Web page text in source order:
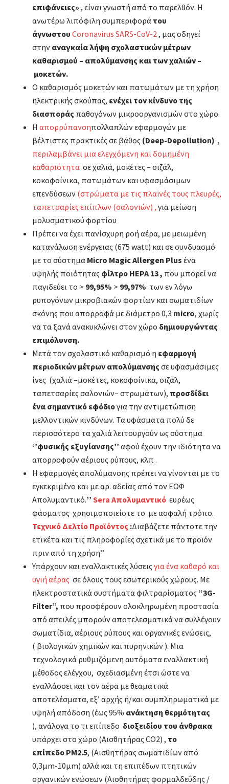
επιφάνειες» , είναι γνωστή από το παρελθόν. Η
ανωτέρω λιπόφιλη συμπεριφορά του
άγνωστου Coronavirus SARS-CoV-2, μας οδηγεί
στην αναγκαία λήψη σχολαστικών μέτρων
καθαρισμού – απολύμανσης και των χαλιών –
μοκετών.
Ο καθαρισμός μοκετών και πατωμάτων με τη χρήση
ηλεκτρικής σκούπας, ενέχει τον κίνδυνο της
διασποράς παθογόνων μικροοργανισμών στο χώρο.
Η απορρύπανσηπολλαπλών εφαρμογών με
βέλτιστες πρακτικές σε βάθος (Deep-Depollution) ,
περιλαμβάνει μια ελεγχόμενη και δομημένη
καθαριότητα σε χαλιά, μοκέτες – σιζάλ,
κοκοφοίνικα, πατωμάτων και υφασμάσιμων
επενδύσεων (στρώματα με τις πλαϊνές τους πλευρές,
ταπετσαρίες επίπλων (σαλονιών) ,για μείωση
μολυσματικού φορτίου
Πρέπει να έχει πανίσχυρη ροή αέρα, με μειωμένη
κατανάλωση ενέργειας (675 watt) και σε συνδυασμό
με το σύστημα Micro Magic Allergen Plus ένα
υψηλής ποιότητας φίλτρο HEPA 13 , που μπορεί να
παγιδεύει το > 99,95% > 99,97% των εν λόγω
ρυπογόνων μικροβιακών φορτίων και σωματιδίων
σκόνης που απορροφά με διάμετρο 0,3 micro, χωρίς
να τα ξανά ανακυκλώνει στον χώρο δημιουργώντας
επιμόλυνση.
Μετά τον σχολαστικό καθαρισμό η εφαρμογή
περιοδικών μέτρων απολύμανσης σε υφασμάσιμες
ίνες (χαλιά –μοκέτες, κοκοφοίνικα, σιζάλ,
ταπετσαρίες σαλονιών– στρωμάτων), προσδίδει
ένα σημαντικό εφόδιογια την αντιμετώπιση
μελλοντικών κινδύνων. Τα υφάσματα πολύ δε
περισσότερο τα χαλιά λειτουργούν ως σύστημα
‘’φυσικής εξυγίανσης’’ αφού έχουν την ιδιότητα να
απορροφούν αέριους ρύπους, κλπ .
Η εφαρμογές απολύμανσης πρέπει να γίνονται με το
εγκεκριμένο και με αρ. αδείας από τον ΕΟΦ
Απολυμαντικό.’’ Sera Απολυμαντικό ευρέως
φάσματος χρησιμοποιείστε το με ασφαλή τρόπο.
Τεχνικό Δελτίο Προϊόντος :Διαβάζετε πάντοτε την
ετικέτα και τις πληροφορίες σχετικά με το προϊόν
πριν από τη χρήση’’
Υπάρχουν και εναλλακτικές λύσειςγια ένα καθαρό και
υγιή αέρας σε όλους τους εσωτερικούς χώρους. Με
ηλεκτροστατικά συστήματα φιλτραρίσματος “3G-
Filter”, που προσφέρουν ολοκληρωμένη προστασία
από απειλές μπορούν αποτελεσματικά να συλλέγουν
σωματίδια, αέριους ρύπους και οργανικές ενώσεις,
( βιολογικών χημικών και πυρηνικών ). Μια
τεχνολογικά ρυθμιζόμενη αυτόματα εναλλακτική
μέθοδος ελέγχου, σχεδιασμένη έτσι ώστε να
εναλλάσσει και τον αέρα με θεαματικά
αποτελέσματα, εξ’ αρχής ή/και συμπληρωματικά με
υψηλή απόδοση (έως 95% ανάκτηση θερμότητας
), ανάλογα το τι επίπεδο διοξειδίου του άνθρακα
υπάρχει στο χώρο (Αισθητήρας CO2) , το
επίπεδο PM2.5, (Αισθητήρας σωματιδίων από
0,3μm-10μm) αλλά και τη επιπέδων πτητικών
οργανικών ενώσεων (Αισθητήρας φορμαλδεΰδης /